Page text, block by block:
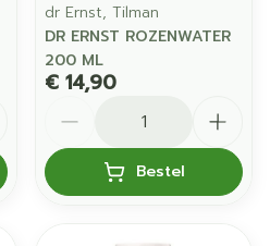
dr Ernst, Tilman
DR ERNST ROZENWATER
200 ML
€ 14,90
Bestel